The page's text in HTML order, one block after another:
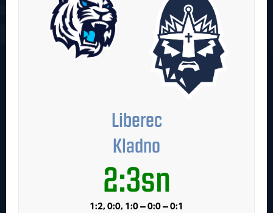
Liberec
Kladno
2:3sn
1:2, 0:0, 1:0 – 0:0 – 0:1